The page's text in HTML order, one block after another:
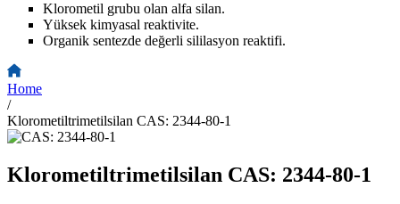
Klorometil grubu olan alfa silan.
Yüksek kimyasal reaktivite.
Organik sentezde değerli sililasyon reaktifi.
Home
/
Klorometiltrimetilsilan CAS: 2344-80-1
Klorometiltrimetilsilan CAS: 2344-80-1